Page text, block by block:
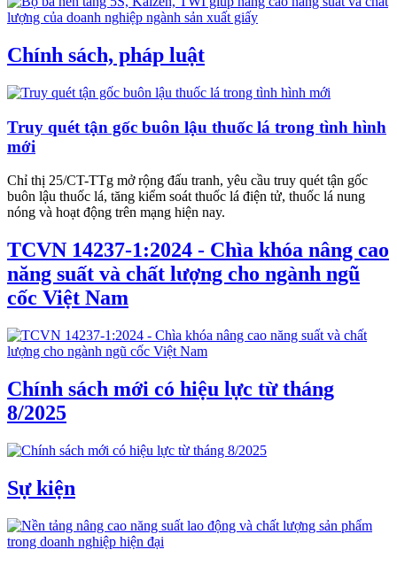
Chính sách, pháp luật
Truy quét tận gốc buôn lậu thuốc lá trong tình hình
mới
Chỉ thị 25/CT-TTg mở rộng đấu tranh, yêu cầu truy quét tận gốc
buôn lậu thuốc lá, tăng kiểm soát thuốc lá điện tử, thuốc lá nung
nóng và hoạt động trên mạng hiện nay.
TCVN 14237-1:2024 - Chìa khóa nâng cao
năng suất và chất lượng cho ngành ngũ
cốc Việt Nam
Chính sách mới có hiệu lực từ tháng
8/2025
Sự kiện